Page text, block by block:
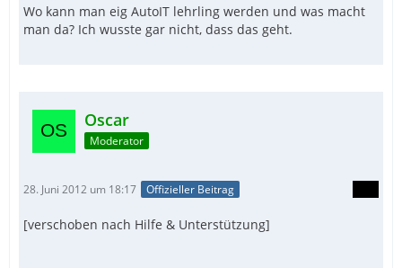
Wo kann man eig AutoIT lehrling werden und was macht
man da? Ich wusste gar nicht, dass das geht.
Oscar
Moderator
28. Juni 2012 um 18:17 Offizieller Beitrag
[verschoben nach Hilfe & Unterstützung]